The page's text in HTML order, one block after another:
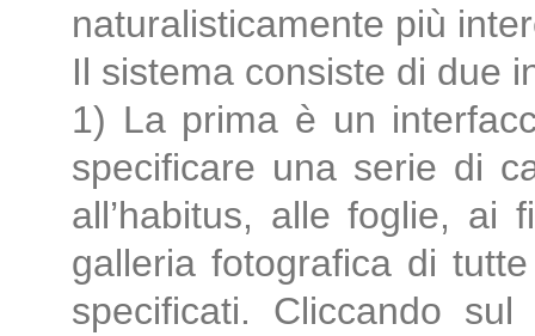
naturalisticamente più
Il sistema consiste di due
1) La prima è un
specificare una serie di
all’habitus, alle foglie,
galleria fotografica di
specificati. Cliccando